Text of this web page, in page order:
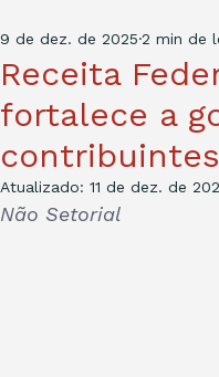
Receita
fortalece a
contribuintes
9 de dez. de 2025 2 min de
Atualizado: 11 de dez. de
Não Setorial